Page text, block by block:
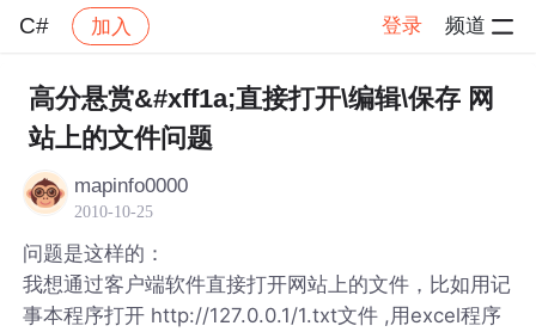
C# 加入 登录 频道
社区 C# 帖子详情
高分悬赏&#xff1a;直接打开\编辑\保存 网
站上的文件问题
mapinfo0000
2010-10-25
问题是这样的：
我想通过客户端软件直接打开网站上的文件，比如用记
事本程序打开 http://127.0.0.1/1.txt文件 ,用excel程序